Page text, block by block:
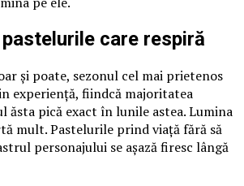
care respiră
și poate, sezonul cel mai prietenos
experiență, fiindcă majoritatea
ăsta pică exact în lunile astea. Lumina
mult. Pastelurile prind viață fără să
personajului se așază firesc lângă